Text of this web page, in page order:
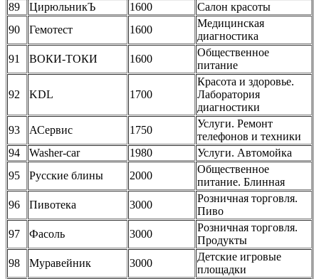
89
ЦирюльникЪ 1600
Салон красоты
90
Гемотест 1600
Медицинская
диагностика
91
ВОКИ-ТОКИ 1600
Общественное
питание
92 KDL 1700
Красота и здоровье.
Лаборатория
диагностики
93
АСервис 1750
Услуги. Ремонт
телефонов и техники
94
Washer-car 1980
Услуги. Автомойка
95
Русские блины 2000
Общественное
питание. Блинная
96
Пивотека 3000
Розничная торговля.
Пиво
97
Фасоль 3000
Розничная торговля.
Продукты
98
Муравейник 3000
Детские игровые
площадки